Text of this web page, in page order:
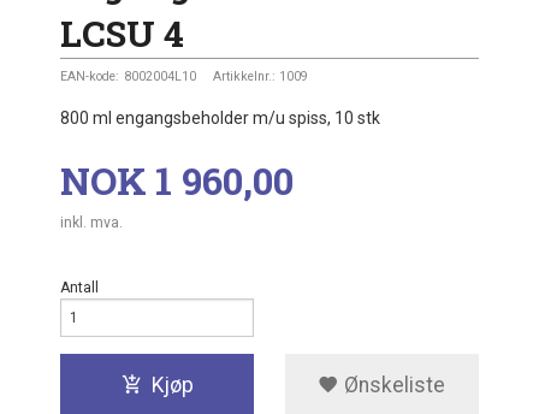
LCSU 4
EAN-kode: 8002004L10 Artikkelnr.: 1009
800 ml engangsbeholder m/u spiss, 10 stk
Pris
NOK 1 960,00
inkl. mva.
Antall
Kjøp Ønskeliste